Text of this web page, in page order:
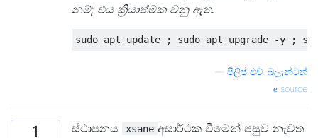
නම්; එය ක්‍රියාත්මක වනු ඇත.
පිලිප් එච්. බ්ලැන්ටන්
source
1 ස්ථාපනය xsane අසාර්ථක වීමෙන් පසුව නැවත